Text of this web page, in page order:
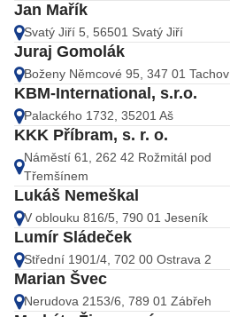
Jan Mařík
Svatý Jiří 5, 56501 Svatý Jiří
Juraj Gomolák
Boženy Němcové 95, 347 01 Tachov
KBM-International, s.r.o.
Palackého 1732, 35201 Aš
KKK Příbram, s. r. o.
Náměstí 61, 262 42 Rožmitál pod
Třemšínem
Lukáš Nemeškal
V oblouku 816/5, 790 01 Jeseník
Lumír Sládeček
Střední 1901/4, 702 00 Ostrava 2
Marian Švec
Nerudova 2153/6, 789 01 Zábřeh